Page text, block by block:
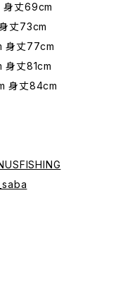
丈69cm
丈73cm
身丈77cm
身丈81cm
身丈84cm